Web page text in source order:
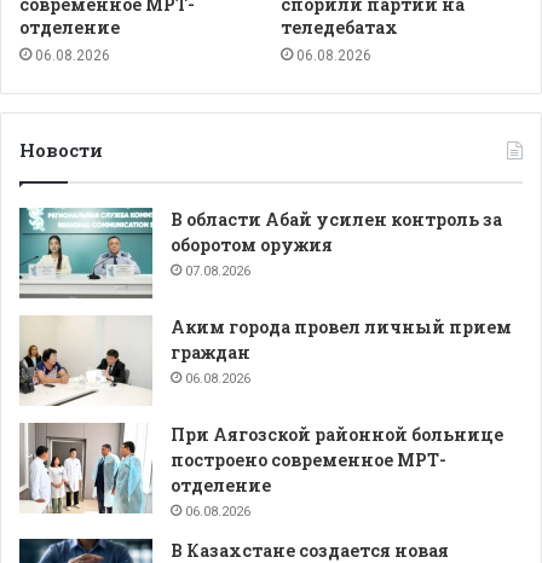
отделение
06.08.2026
теледебатах
06.08.2026
Новости
В области Абай усилен контроль за
оборотом оружия
07.08.2026
Аким города провел личный прием
граждан
06.08.2026
При Аягозской районной больнице
построено современное МРТ-
отделение
06.08.2026
В Казахстане создается новая